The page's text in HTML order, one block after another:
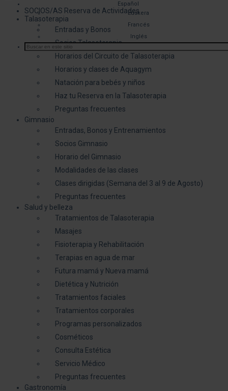
Español
Euskera
Francés
Inglés
SOCIOS/AS Reserva de Actividades
Talasoterapia
Entradas y Bonos
Socios Talasoterapia
Horarios del Circuito de Talasoterapia
Horarios y clases de Aquagym
Natación para bebés y niños
Haz tu Reserva en la Talasoterapia
Preguntas frecuentes
Gimnasio
Entradas, Bonos y Entrenamientos
Socios Gimnasio
Horario del Gimnasio
Modalidades de las clases
Clases dirigidas (Semana del 3 al 9 de Agosto)
Preguntas frecuentes
Salud y belleza
Tratamientos de Talasoterapia
Masajes
Fisioterapia y Rehabilitación
Terapias en agua de mar
Futura mamá y Nueva mamá
Dietética y Nutrición
Tratamientos faciales
Tratamientos corporales
Programas personalizados
Cosméticos
Consulta Estética
Servicio Médico
Preguntas frecuentes
Gastronomía